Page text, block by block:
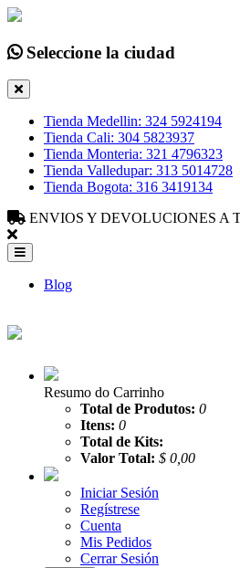
Seleccione la ciudad
Tienda Medellin: 324 5924194
Tienda Cali: 304 5823937
Tienda Monteria: 321 4796323
Tienda Valledupar: 313 5014728
Tienda Bogota: 316 3419134
ENVIOS Y DEVOLUCIONES A
Blog
Resumo do Carrinho
Total de Produtos: 0
Itens: 0
Total de Kits:
Valor Total: $ 0,00
Iniciar Sesión
Regístrese
Cuenta
Mis Pedidos
Cerrar Sesión